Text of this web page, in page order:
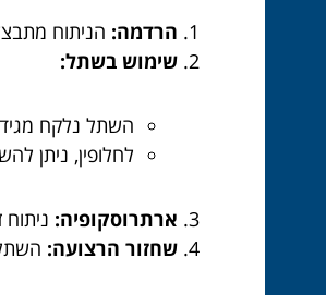
הרדמה: הניתוח
שימוש בשתל:
השתל נלקח מגיד
לחלופין, ניתן
ארתרוסקופיה:
שחזור הרצועה: